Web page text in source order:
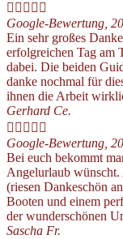
    
Google-Bewertung,
Ein sehr großes
erfolgreichen Tag am
dabei. Die beiden
danke nochmal für
ihnen die Arbeit
Gerhard Ce.
    
Google-Bewertung,
Bei euch bekommt
Angelurlaub
(riesen Dankeschön
Booten und einem
der wunderschönen
Sascha Fr.